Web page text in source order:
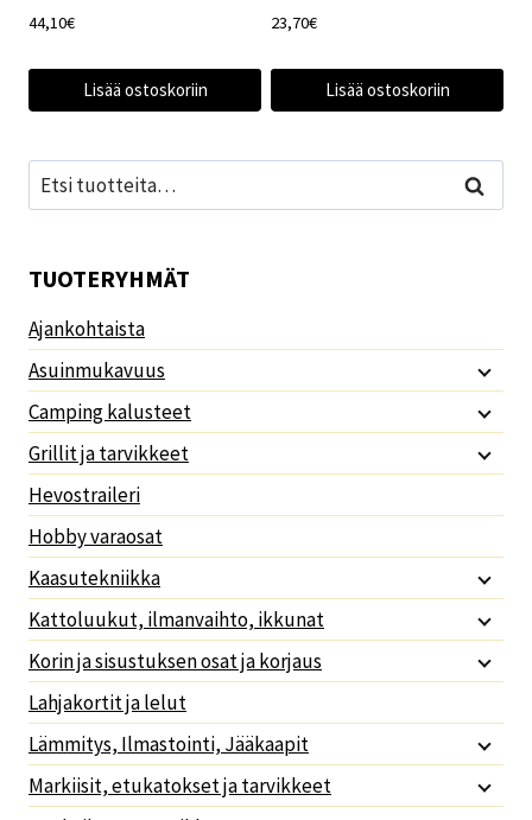
44,10€
Lisää ostoskoriin
23,70€
Lisää ostoskoriin
Etsi: Haku
TUOTERYHMÄT
Ajankohtaista
Asuinmukavuus
Camping kalusteet
Grillit ja tarvikkeet
Hevostraileri
Hobby varaosat
Kaasutekniikka
Kattoluukut, ilmanvaihto, ikkunat
Korin ja sisustuksen osat ja korjaus
Lahjakortit ja lelut
Lämmitys, Ilmastointi, Jääkaapit
Markiisit, etukatokset ja tarvikkeet